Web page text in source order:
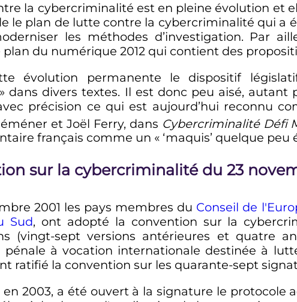
la cybercriminalité est en pleine évolution et
le plan de lutte contre la cybercriminalité qui a
les méthodes d’investigation. Par
plan du numérique 2012 qui contient des
évolution permanente le dispositif
» dans divers textes. Il est donc peu aisé,
précision ce qui est aujourd’hui reconnu
et Joël Ferry, dans Cybercriminalité Défi
français comme un « ‘maquis’ quelque peu
sur la cybercriminalité du 23
2001 les pays membres du Conseil de
Sud, ont adopté la convention sur la
(vingt-sept versions antérieures et quatre
pénale à vocation internationale destinée à
ratifié la convention sur les quarante-sept
en 2003, a été ouvert à la signature le